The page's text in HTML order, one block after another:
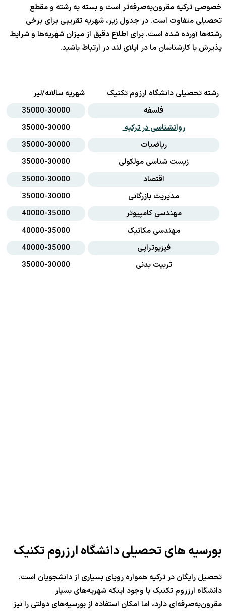
خصوصی ترکیه مقرون‌به‌صرفه‌تر است و بسته به رشته و مقطع
تحصیلی متفاوت است. در جدول زیر، شهریه تقریبی برای برخی
رشته‌ها آورده شده است. برای اطلاع دقیق از میزان شهریه‌ها و شرایط
پذیرش با کارشناسان ما در اپلای لند در ارتباط باشید.
رشته تحصیلی دانشگاه ارزوم تکنیک
شهریه سالانه/لیر
فلسفه
35000-30000
روانشناسی در ترکیه
35000-30000
ریاضیات
35000-30000
زیست شناسی مولکولی
35000-30000
اقتصاد
35000-30000
مدیریت بازرگانی
35000-30000
مهندسی کامپیوتر
40000-35000
مهندسی مکانیک
40000-35000
فیزیوتراپی
40000-35000
تربیت بدنی
35000-30000
بورسیه های تحصیلی دانشگاه ارزروم تکنیک
تحصیل رایگان در ترکیه همواره رویای بسیاری از دانشجویان است.
دانشگاه ارزروم تکنیک با وجود اینکه شهریه‌های بسیار
مقرون‌به‌صرفه‌ای دارد، اما امکان استفاده از بورسیه‌های دولتی را نیز